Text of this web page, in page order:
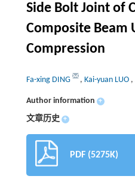
Side Bolt Joint of
Composite Beam
Compression
Fa-xing DING , Kai-yuan LUO ,
Author information +
文章历史 +
PDF (5275K)